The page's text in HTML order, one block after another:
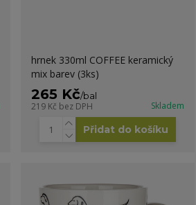
hrnek 330ml COFFEE keramický
mix barev (3ks)
265 Kč/bal
219 Kč bez DPH Skladem
Přidat do košíku